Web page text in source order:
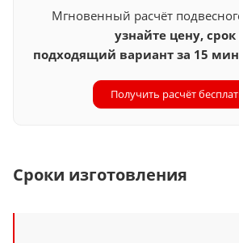
Мгновенный расчёт
узнайте цену, срок
подходящий вариант за 15
Получить расчёт
Сроки изготовления